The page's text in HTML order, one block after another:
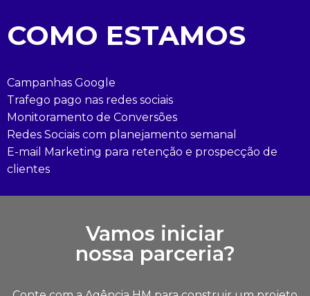
COMO ESTAMOS
Campanhas Google
Trafego pago nas redes sociais
Monitoramento de Conversões
Redes Sociais com planejamento semanal
E-mail Marketing para retenção e prospecção de
clientes
Vamos iniciar
nossa parceria?